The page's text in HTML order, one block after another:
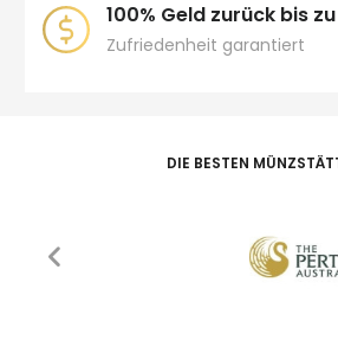
100% Geld zurück bis
Zufriedenheit garantiert
DIE BESTEN